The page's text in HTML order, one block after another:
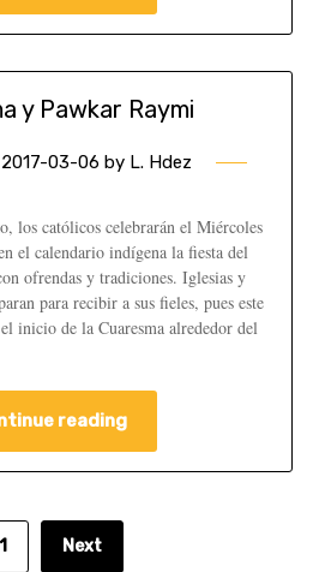
y Pawkar Raymi
2017-03-06 by L. Hdez
los católicos celebrarán el Miércoles
el calendario indígena la fiesta del
ofrendas y tradiciones. Iglesias y
para recibir a sus fieles, pues este
inicio de la Cuaresma alrededor del
reading
1 Next